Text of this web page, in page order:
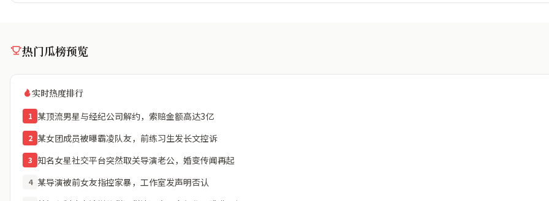
热门瓜榜预览
实时热度排行
1 某顶流男星与经纪公司解约，索赔金额高达3亿
2 某女团成员被曝霸凌队友，前练习生发长文控诉
3 知名女星社交平台突然取关导演老公，婚变传闻再起
4 某导演被前女友指控家暴，工作室发声明否认